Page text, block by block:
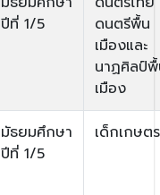
ปีที่ 1/5
ดนตรีพื้น
เมืองและ
นาฏศิลป์
เมือง
มัธยมศึกษา
ปีที่ 1/5
เด็กเกษตร